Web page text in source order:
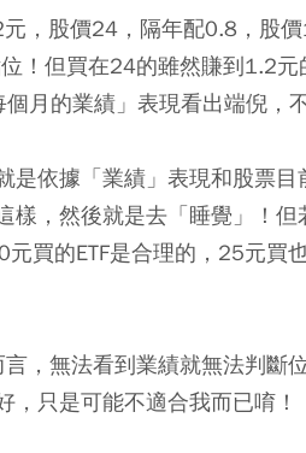
，股價24，隔年配0.8，股
！但買在24的雖然賺到1.2元
月的業績」表現看出端倪，
是依據「業績」表現和股票
樣，然後就是去「睡覺」！
元買的ETF是合理的，25元買
，無法看到業績就無法判斷
只是可能不適合我而已唷！